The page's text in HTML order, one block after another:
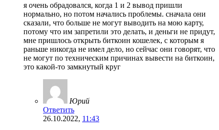
я очень обрадовался, когда 1 и 2 вывод пришли
нормально, но потом начались проблемы. сначала они
сказали, что больше не могут выводить на мою карту,
потому что им запретили это делать, и деньги не придут,
мне пришлось открыть биткоин кошелек, с которым я
раньше никогда не имел дело, но сейчас они говорят, что
не могут по техническим причинах вывести на биткоин,
это какой-то замкнутый круг
Юрий
Ответить
26.10.2022, 11:43